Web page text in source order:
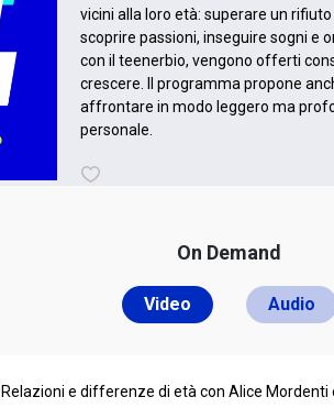
vicini alla loro età: superare un
scoprire passioni, inseguire sogni e
con il teenerbio, vengono offerti
crescere. Il programma propone
affrontare in modo leggero ma
personale.
On Demand
Video Audio
Relazioni e differenze di età con Alice Mordenti